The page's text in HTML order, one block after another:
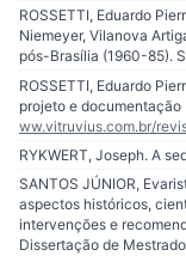
ROSSETTI, Eduardo
Niemeyer, Vilanova
pós-Brasília (1960-85).
ROSSETTI, Eduardo
projeto e
ww.vitruvius.com.br/
RYKWERT, Joseph. A
SANTOS JÚNIOR,
aspectos históricos,
intervenções e
Dissertação de